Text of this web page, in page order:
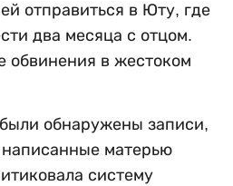
отправиться в Юту, где
два месяца с отцом.
обвинения в жестоком
обнаружены записи,
матерью
систему